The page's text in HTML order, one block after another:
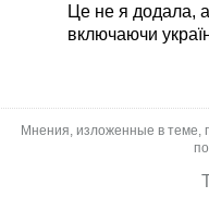
Це не я додала, а
включаючи
Мнения, изложенные в теме,